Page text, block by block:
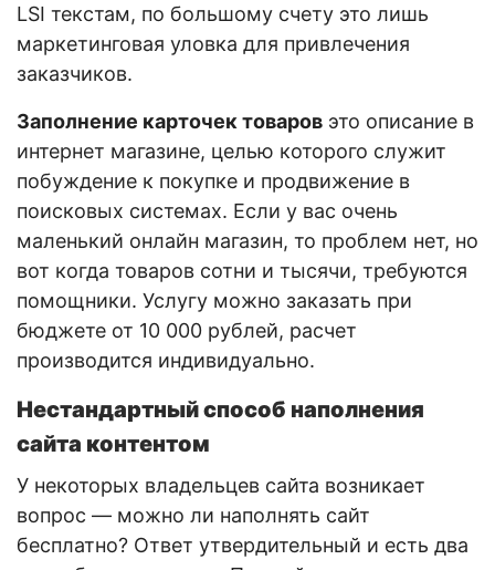
LSI текстам, по большому счету это лишь
маркетинговая уловка для привлечения
заказчиков.
Заполнение карточек товаров это описание в
интернет магазине, целью которого служит
побуждение к покупке и продвижение в
поисковых системах. Если у вас очень
маленький онлайн магазин, то проблем нет, но
вот когда товаров сотни и тысячи, требуются
помощники. Услугу можно заказать при
бюджете от 10 000 рублей, расчет
производится индивидуально.
Нестандартный способ наполнения
сайта контентом
У некоторых владельцев сайта возникает
вопрос — можно ли наполнять сайт
бесплатно? Ответ утвердительный и есть два